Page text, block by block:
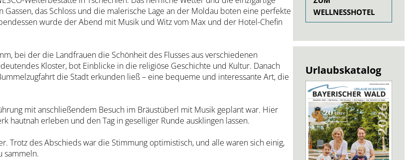
das Schloss und die malerische Lage an der Moldau boten eine perfekte
wurde der Abend mit Musik und Witz vom Max und der Hotel-Chefin
bei der die Landfrauen die Schönheit des Flusses aus verschiedenen
Kloster, bot Einblicke in die religiöse Geschichte und Kultur. Danach
die Stadt erkunden ließ – eine bequeme und interessante Art, die
mit anschließendem Besuch im Bräustüberl mit Musik geplant war. Hier
hautnah erleben und den Tag in geselliger Runde ausklingen lassen.
Trotz des Abschieds war die Stimmung optimistisch, und alle waren sich einig,
sammeln.
WELLNESSHOTEL
Urlaubskatalog